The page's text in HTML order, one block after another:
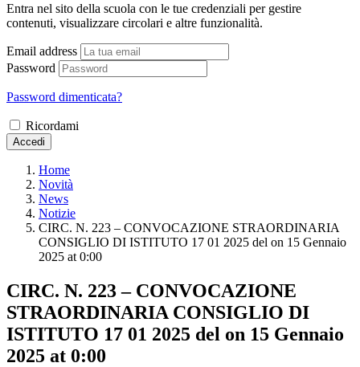
Entra nel sito della scuola con le tue credenziali per gestire
contenuti, visualizzare circolari e altre funzionalità.
Email address
Password
Password dimenticata?
Ricordami
Accedi
Home
Novità
News
Notizie
CIRC. N. 223 – CONVOCAZIONE STRAORDINARIA
CONSIGLIO DI ISTITUTO 17 01 2025 del ​on 15 Gennaio
2025 at 0:00
CIRC. N. 223 – CONVOCAZIONE
STRAORDINARIA CONSIGLIO DI
ISTITUTO 17 01 2025 del ​on 15 Gennaio
2025 at 0:00